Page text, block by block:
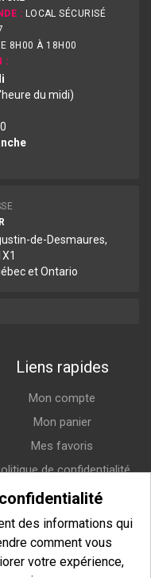
: LOCAL SÉCURISÉ
8H00 À 18H00
:
du midi)
de-Desmaures,
et Ontario
Liens rapides
Mon compte
Mon panier
Mes favoris
de confidentialité
Politique de retour
Politique de livraison
des informations qui
comment vous
votre expérience,